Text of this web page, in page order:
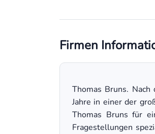
Firmen
Thomas Bruns.
Jahre in einer der
Thomas Bruns für
Fragestellungen